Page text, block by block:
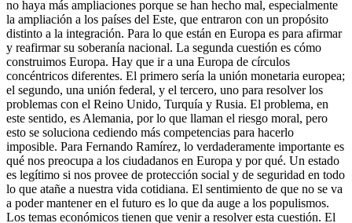
no haya más ampliaciones porque se han hecho mal, especialmente
la ampliación a los países del Este, que entraron con un propósito
distinto a la integración. Para lo que están en Europa es para afirmar
y reafirmar su soberanía nacional. La segunda cuestión es cómo
construimos Europa. Hay que ir a una Europa de círculos
concéntricos diferentes. El primero sería la unión monetaria europea;
el segundo, una unión federal, y el tercero, uno para resolver los
problemas con el Reino Unido, Turquía y Rusia. El problema, en
este sentido, es Alemania, por lo que llaman el riesgo moral, pero
esto se soluciona cediendo más competencias para hacerlo
imposible. Para Fernando Ramírez, lo verdaderamente importante es
qué nos preocupa a los ciudadanos en Europa y por qué. Un estado
es legítimo si nos provee de protección social y de seguridad en todo
lo que atañe a nuestra vida cotidiana. El sentimiento de que no se va
a poder mantener en el futuro es lo que da auge a los populismos.
Los temas económicos tienen que venir a resolver esta cuestión. El